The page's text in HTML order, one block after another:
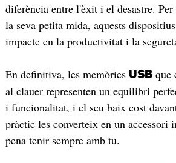
diferència entre l'èxit i el desastre.
la seva petita mida, aquests
impacte en la productivitat i la
En definitiva, les memòries USBque
al clauer representen un equilibri
i funcionalitat, i el seu baix cost
pràctic les converteix en un accessori
pena tenir sempre amb tu.